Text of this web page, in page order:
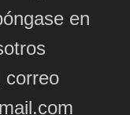
en
correo